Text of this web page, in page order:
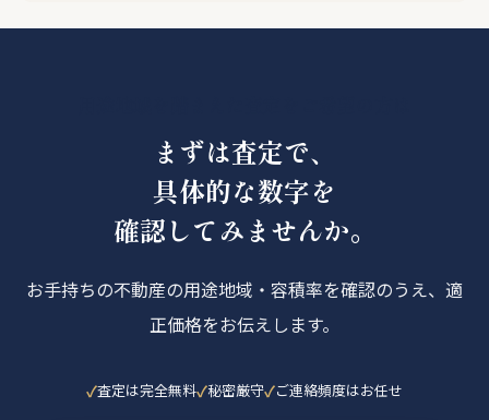
まずは査定で、
具体的な数字を
確認してみませんか。
お手持ちの不動産の用途地域・容積率を確認のうえ、適
正価格をお伝えします。
査定は完全無料 秘密厳守 ご連絡頻度はお任せ